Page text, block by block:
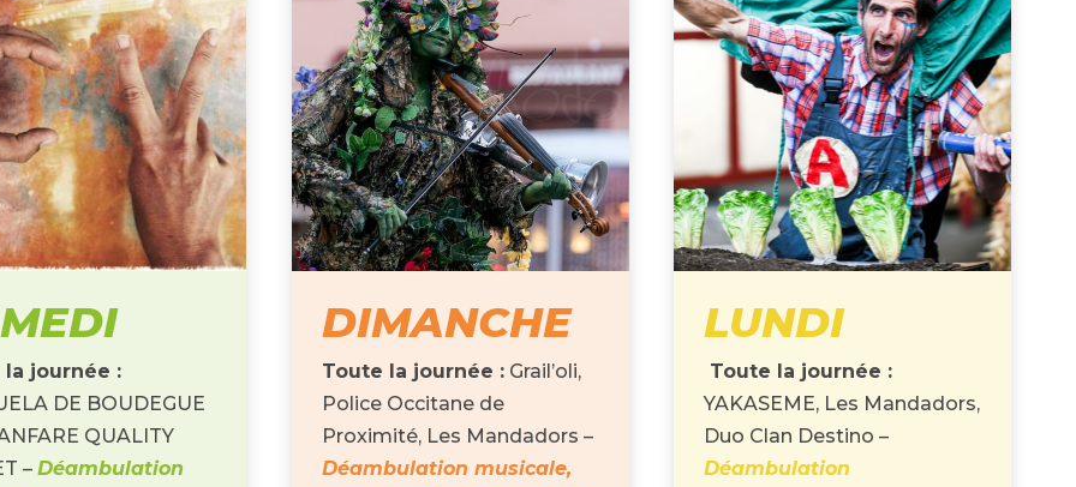
la journée :
DE BOUDEGUE
QUALITY
–Déambulation
DIMANCHE
Toute la journée :Grail’oli,
Police Occitane de
Proximité, Les Mandadors –
Déambulation musicale,
LUNDI
Toute la journée :
YAKASEME, Les Mandadors,
Duo Clan Destino –
Déambulation